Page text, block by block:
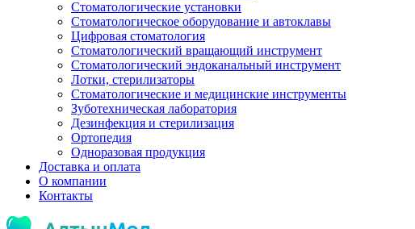
Стоматологические установки
Стоматологическое оборудование и автоклавы
Цифровая стоматология
Стоматологический вращающий инструмент
Стоматологический эндоканальный инструмент
Лотки, стерилизаторы
Стоматологические и медицинские инструменты
Зуботехническая лаборатория
Дезинфекция и стерилизация
Ортопедия
Одноразовая продукция
Доставка и оплата
О компании
Контакты